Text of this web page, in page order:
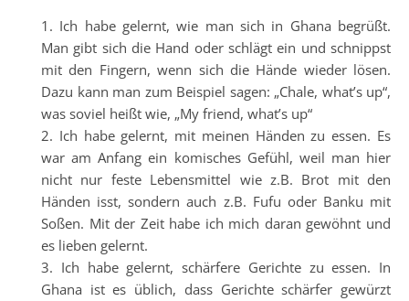
Ich habe gelernt, wie man sich in Ghana begrüßt.
Man gibt sich die Hand oder schlägt ein und schnippst
mit den Fingern, wenn sich die Hände wieder lösen.
Dazu kann man zum Beispiel sagen: „Chale, what’s up“,
was soviel heißt wie, „My friend, what’s up“
Ich habe gelernt, mit meinen Händen zu essen. Es
war am Anfang ein komisches Gefühl, weil man hier
nicht nur feste Lebensmittel wie z.B. Brot mit den
Händen isst, sondern auch z.B. Fufu oder Banku mit
Soßen. Mit der Zeit habe ich mich daran gewöhnt und
es lieben gelernt.
Ich habe gelernt, schärfere Gerichte zu essen. In
Ghana ist es üblich, dass Gerichte schärfer gewürzt